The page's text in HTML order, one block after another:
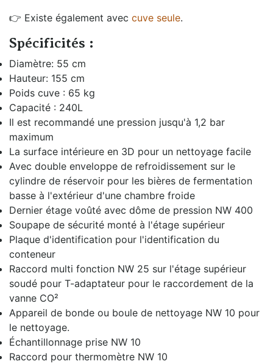
👉 Existe également avec cuve seule.
Spécificités :
Diamètre: 55 cm
Hauteur: 155 cm
Poids cuve : 65 kg
Capacité : 240L
Il est recommandé une pression jusqu'à 1,2 bar
maximum
La surface intérieure en 3D pour un nettoyage facile
Avec double enveloppe de refroidissement sur le
cylindre de réservoir pour les bières de fermentation
basse à l'extérieur d'une chambre froide
Dernier étage voûté avec dôme de pression NW 400
Soupape de sécurité monté à l'étage supérieur
Plaque d'identification pour l'identification du
conteneur
Raccord multi fonction NW 25 sur l'étage supérieur
soudé pour T-adaptateur pour le raccordement de la
vanne CO²
Appareil de bonde ou boule de nettoyage NW 10 pour
le nettoyage.
Échantillonnage prise NW 10
Raccord pour thermomètre NW 10